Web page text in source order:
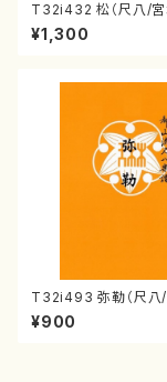
T32i432 松（尺八/
楽譜）都山流公刊楽譜
8
¥1,300
T32i493 弥勒（尺八
峰/楽譜）都山流公刊
202
¥900